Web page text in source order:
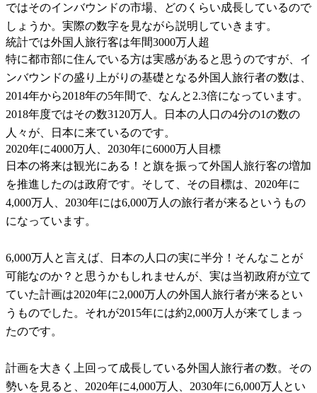
ではそのインバウンドの市場、どのくらい成長しているので
しょうか。実際の数字を見ながら説明していきます。
統計では外国人旅行客は年間3000万人超
特に都市部に住んでいる方は実感があると思うのですが、イ
ンバウンドの盛り上がりの基礎となる外国人旅行者の数は、
2014年から2018年の5年間で、なんと2.3倍になっています。
2018年度ではその数3120万人。日本の人口の4分の1の数の
人々が、日本に来ているのです。
2020年に4000万人、2030年に6000万人目標
日本の将来は観光にある！と旗を振って外国人旅行客の増加
を推進したのは政府です。そして、その目標は、2020年に
4,000万人、2030年には6,000万人の旅行者が来るというもの
になっています。
6,000万人と言えば、日本の人口の実に半分！そんなことが
可能なのか？と思うかもしれませんが、実は当初政府が立て
ていた計画は2020年に2,000万人の外国人旅行者が来るとい
うものでした。それが2015年には約2,000万人が来てしまっ
たのです。
計画を大きく上回って成長している外国人旅行者の数。その
勢いを見ると、2020年に4,000万人、2030年に6,000万人とい